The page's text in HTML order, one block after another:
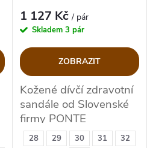
28 29 30 31
32
1 127 Kč/ pár
Skladem 3 pár
ZOBRAZIT
Kožené dívčí zdravotní
sandále od Slovenské
firmy PONTE